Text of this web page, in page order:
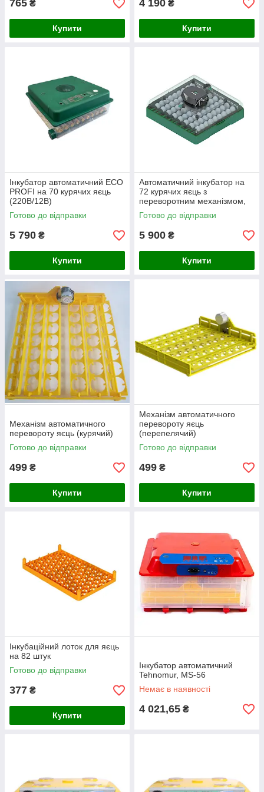
765 ₴
Купити
4 190 ₴
Купити
Інкубатор автоматичний ECO
PROFI на 70 курячих яєць
(220В/12В)
Готово до відправки
5 790 ₴
Купити
Автоматичний інкубатор на
72 курячих яєць з
переворотним механізмом,
EU PROFI C-72
Готово до відправки
5 900 ₴
Купити
Механізм автоматичного
перевороту яєць (курячий)
Готово до відправки
499 ₴
Купити
Механізм автоматичного
перевороту яєць
(перепелячий)
Готово до відправки
499 ₴
Купити
Інкубаційний лоток для яєць
на 82 штук
Готово до відправки
377 ₴
Купити
Інкубатор автоматичний
Tehnomur, MS-56
Немає в наявності
4 021,65 ₴